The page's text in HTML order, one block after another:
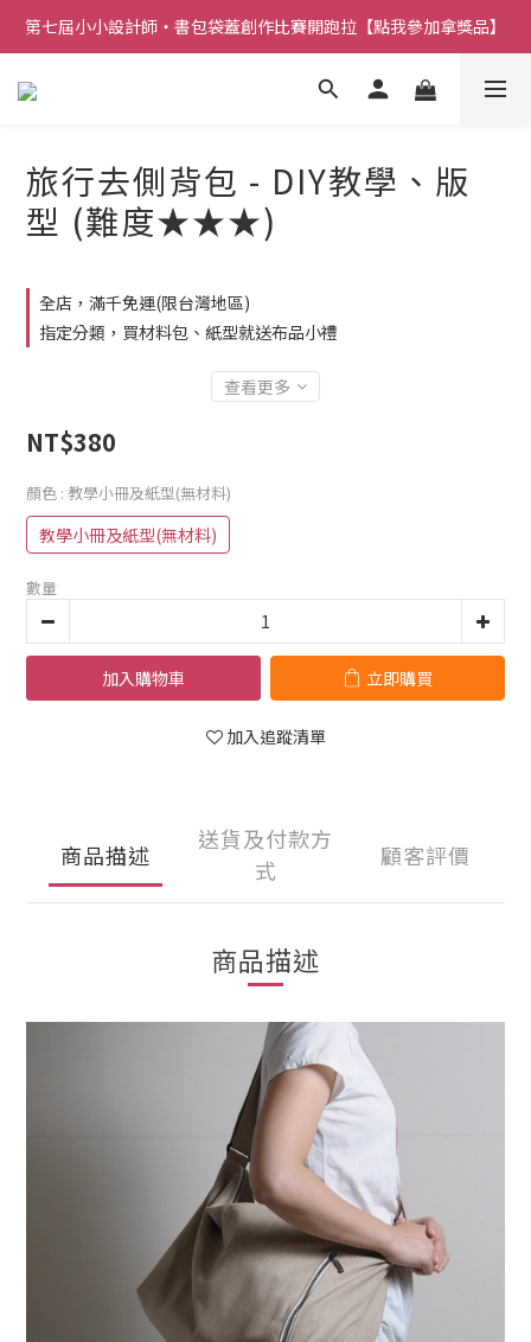
第七屆小小設計師・書包袋蓋創作比賽開跑拉【點我參加拿獎品】
旅行去側背包 - DIY教學、版
型 (難度★★★)
全店，滿千免運(限台灣地區)
指定分類，買材料包、紙型就送布品小禮
查看更多
NT$380
顏色 : 教學小冊及紙型(無材料)
教學小冊及紙型(無材料)
數量
加入購物車 立即購買
加入追蹤清單
商品描述
送貨及付款方
式
顧客評價
商品描述